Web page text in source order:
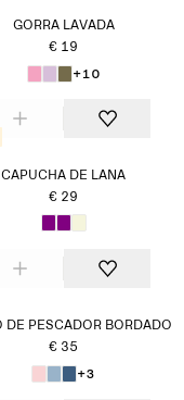
GORRA LAVADA
€ 19
+10
CAPUCHA DE LANA
€ 29
DE PESCADOR BORDADO
€ 35
+3